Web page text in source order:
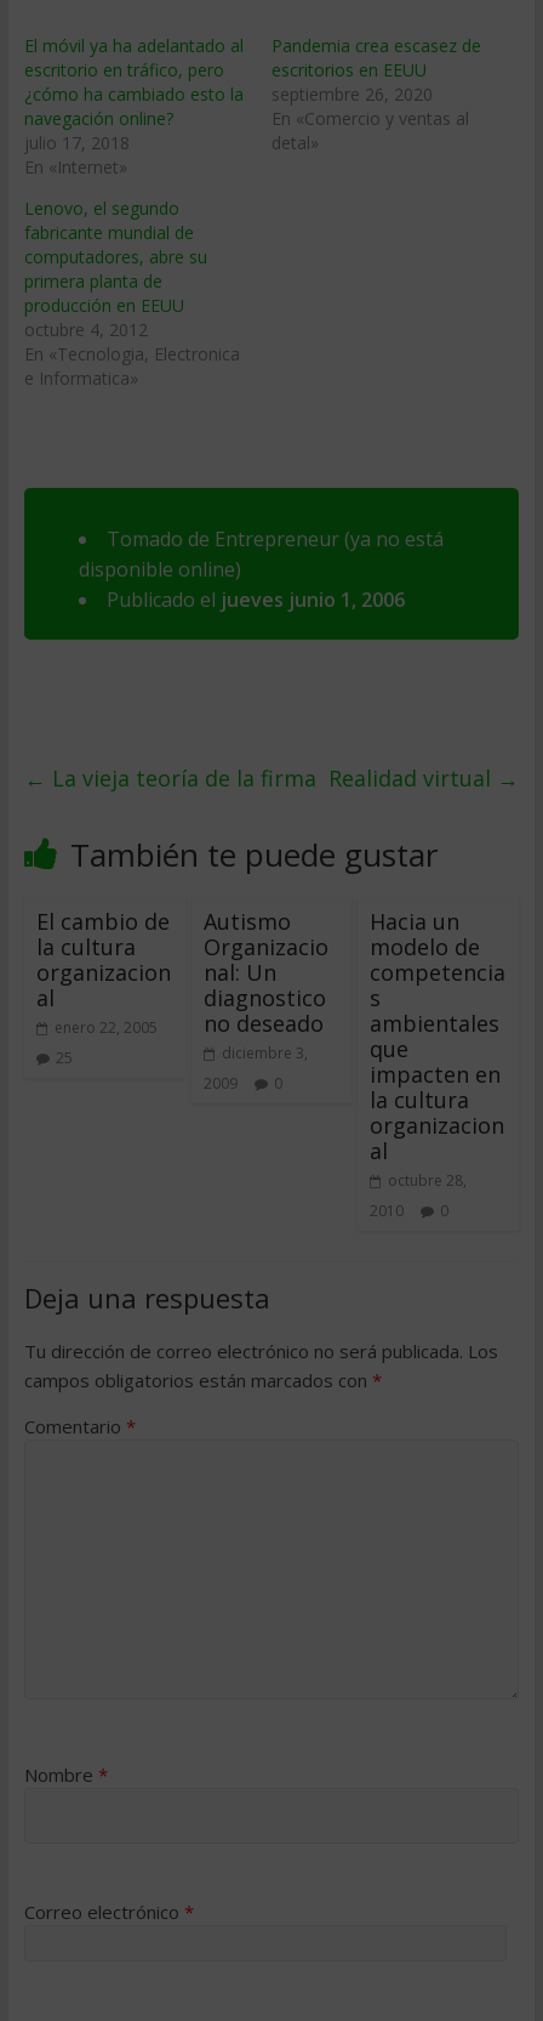
El móvil ya ha adelantado al
escritorio en tráfico, pero
¿cómo ha cambiado esto la
navegación online?
julio 17, 2018
En «Internet»
Pandemia crea escasez de
escritorios en EEUU
septiembre 26, 2020
En «Comercio y ventas al
detal»
Lenovo, el segundo
fabricante mundial de
computadores, abre su
primera planta de
producción en EEUU
octubre 4, 2012
En «Tecnologia, Electronica
e Informatica»
Tomado de Entrepreneur (ya no está
disponible online)
Publicado el jueves junio 1, 2006
← La vieja teoría de la firma Realidad virtual →
También te puede gustar
El cambio de
la cultura
organizacion
al
enero 22, 2005
25
Autismo
Organizacio
nal: Un
diagnostico
no deseado
diciembre 3,
2009
0
Hacia un
modelo de
competencia
s
ambientales
que
impacten en
la cultura
organizacion
al
octubre 28,
2010
0
Deja una respuesta
Tu dirección de correo electrónico no será publicada. Los
campos obligatorios están marcados con *
Comentario *
Nombre *
Correo electrónico *